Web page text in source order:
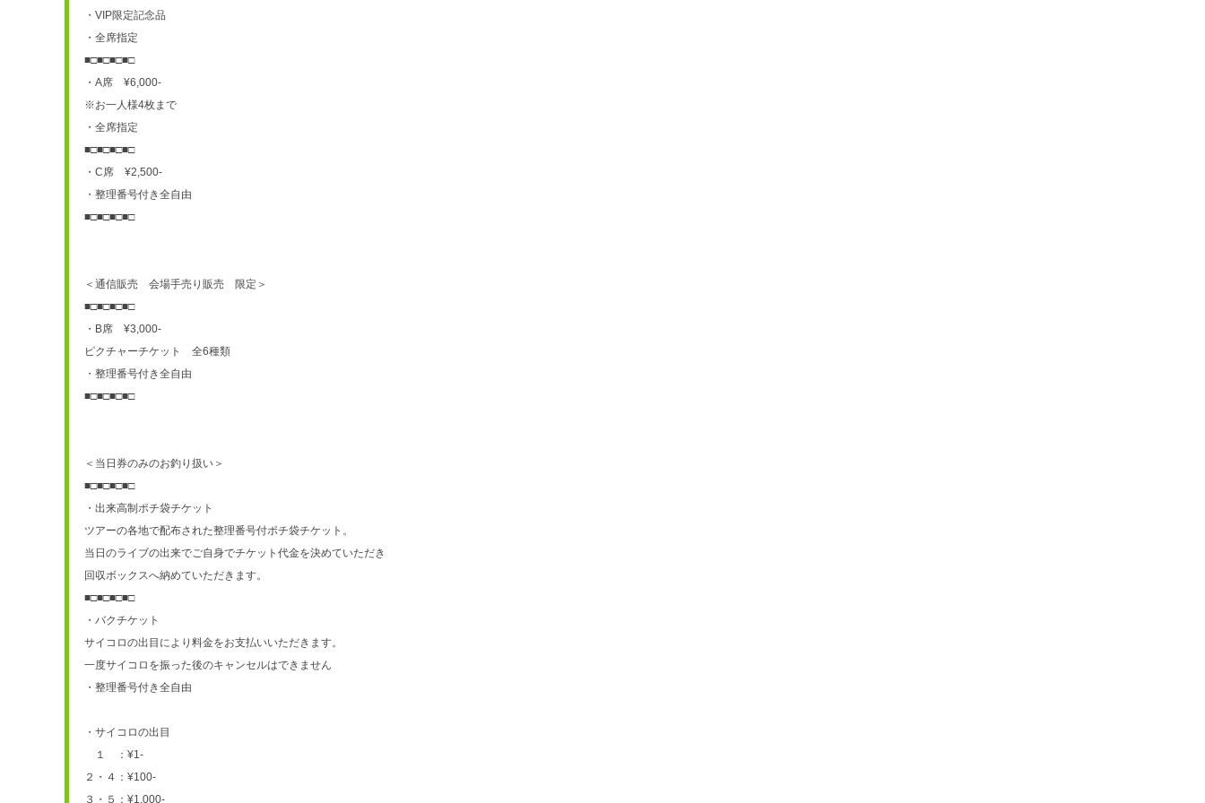
・VIP限定記念品
・全席指定
■□■□■□■□
・A席　¥6,000-
※お一人様4枚まで
・全席指定
■□■□■□■□
・C席　¥2,500-
・整理番号付き全自由
■□■□■□■□
＜通信販売　会場手売り販売　限定＞
■□■□■□■□
・B席　¥3,000-
ピクチャーチケット　全6種類
・整理番号付き全自由
■□■□■□■□
＜当日券のみのお釣り扱い＞
■□■□■□■□
・出来高制ポチ袋チケット
ツアーの各地で配布された整理番号付ポチ袋チケット。
当日のライブの出来でご自身でチケット代金を決めていただき
回収ボックスへ納めていただきます。
■□■□■□■□
・バクチケット
サイコロの出目により料金をお支払いいただきます。
一度サイコロを振った後のキャンセルはできません
・整理番号付き全自由
・サイコロの出目
１　：¥1-
２・４：¥100-
３・５：¥1,000-